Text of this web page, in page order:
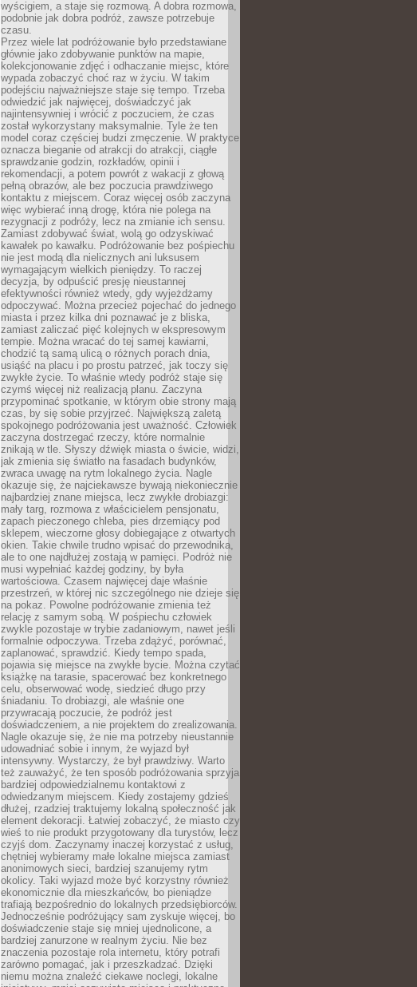
wyścigiem, a staje się rozmową. A dobra rozmowa,
podobnie jak dobra podróż, zawsze potrzebuje
czasu.
Przez wiele lat podróżowanie było przedstawiane
głównie jako zdobywanie punktów na mapie,
kolekcjonowanie zdjęć i odhaczanie miejsc, które
wypada zobaczyć choć raz w życiu. W takim
podejściu najważniejsze staje się tempo. Trzeba
odwiedzić jak najwięcej, doświadczyć jak
najintensywniej i wrócić z poczuciem, że czas
został wykorzystany maksymalnie. Tyle że ten
model coraz częściej budzi zmęczenie. W praktyce
oznacza bieganie od atrakcji do atrakcji, ciągłe
sprawdzanie godzin, rozkładów, opinii i
rekomendacji, a potem powrót z wakacji z głową
pełną obrazów, ale bez poczucia prawdziwego
kontaktu z miejscem. Coraz więcej osób zaczyna
więc wybierać inną drogę, która nie polega na
rezygnacji z podróży, lecz na zmianie ich sensu.
Zamiast zdobywać świat, wolą go odzyskiwać
kawałek po kawałku. Podróżowanie bez pośpiechu
nie jest modą dla nielicznych ani luksusem
wymagającym wielkich pieniędzy. To raczej
decyzja, by odpuścić presję nieustannej
efektywności również wtedy, gdy wyjeżdżamy
odpoczywać. Można przecież pojechać do jednego
miasta i przez kilka dni poznawać je z bliska,
zamiast zaliczać pięć kolejnych w ekspresowym
tempie. Można wracać do tej samej kawiarni,
chodzić tą samą ulicą o różnych porach dnia,
usiąść na placu i po prostu patrzeć, jak toczy się
zwykłe życie. To właśnie wtedy podróż staje się
czymś więcej niż realizacją planu. Zaczyna
przypominać spotkanie, w którym obie strony mają
czas, by się sobie przyjrzeć. Największą zaletą
spokojnego podróżowania jest uważność. Człowiek
zaczyna dostrzegać rzeczy, które normalnie
znikają w tle. Słyszy dźwięk miasta o świcie, widzi,
jak zmienia się światło na fasadach budynków,
zwraca uwagę na rytm lokalnego życia. Nagle
okazuje się, że najciekawsze bywają niekoniecznie
najbardziej znane miejsca, lecz zwykłe drobiazgi:
mały targ, rozmowa z właścicielem pensjonatu,
zapach pieczonego chleba, pies drzemiący pod
sklepem, wieczorne głosy dobiegające z otwartych
okien. Takie chwile trudno wpisać do przewodnika,
ale to one najdłużej zostają w pamięci. Podróż nie
musi wypełniać każdej godziny, by była
wartościowa. Czasem najwięcej daje właśnie
przestrzeń, w której nic szczególnego nie dzieje się
na pokaz. Powolne podróżowanie zmienia też
relację z samym sobą. W pośpiechu człowiek
zwykle pozostaje w trybie zadaniowym, nawet jeśli
formalnie odpoczywa. Trzeba zdążyć, porównać,
zaplanować, sprawdzić. Kiedy tempo spada,
pojawia się miejsce na zwykłe bycie. Można czytać
książkę na tarasie, spacerować bez konkretnego
celu, obserwować wodę, siedzieć długo przy
śniadaniu. To drobiazgi, ale właśnie one
przywracają poczucie, że podróż jest
doświadczeniem, a nie projektem do zrealizowania.
Nagle okazuje się, że nie ma potrzeby nieustannie
udowadniać sobie i innym, że wyjazd był
intensywny. Wystarczy, że był prawdziwy. Warto
też zauważyć, że ten sposób podróżowania sprzyja
bardziej odpowiedzialnemu kontaktowi z
odwiedzanym miejscem. Kiedy zostajemy gdzieś
dłużej, rzadziej traktujemy lokalną społeczność jak
element dekoracji. Łatwiej zobaczyć, że miasto czy
wieś to nie produkt przygotowany dla turystów, lecz
czyjś dom. Zaczynamy inaczej korzystać z usług,
chętniej wybieramy małe lokalne miejsca zamiast
anonimowych sieci, bardziej szanujemy rytm
okolicy. Taki wyjazd może być korzystny również
ekonomicznie dla mieszkańców, bo pieniądze
trafiają bezpośrednio do lokalnych przedsiębiorców.
Jednocześnie podróżujący sam zyskuje więcej, bo
doświadczenie staje się mniej ujednolicone, a
bardziej zanurzone w realnym życiu. Nie bez
znaczenia pozostaje rola internetu, który potrafi
zarówno pomagać, jak i przeszkadzać. Dzięki
niemu można znaleźć ciekawe noclegi, lokalne